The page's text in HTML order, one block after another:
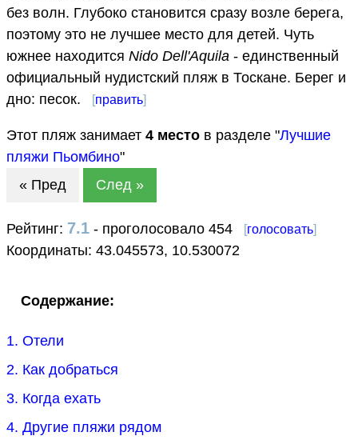
без волн. Глубоко становится сразу возле берега,
поэтому это не лучшее место для детей. Чуть
южнее находится Nido Dell'Aquila - единственный
официальный нудистский пляж в Тоскане. Берег и
дно: песок.
[править]
Этот пляж занимает 4 место в разделе "Лучшие
пляжи Пьомбино"
« Пред
След »
Рейтинг: 7.1 - проголосовало 454 [голосовать]
Координаты: 43.045573, 10.530072
Содержание:
1. Отели
2. Как добраться
3. Когда ехать
4. Другие пляжи рядом